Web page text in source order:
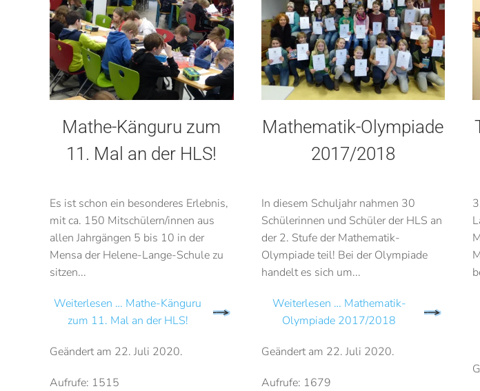
Mathe-Känguru zum
11. Mal an der HLS!
Es ist schon ein besonderes Erlebnis,
mit ca. 150 Mitschülern/innen aus
allen Jahrgängen 5 bis 10 in der
Mensa der Helene-Lange-Schule zu
sitzen...
Weiterlesen … Mathe-Känguru
zum 11. Mal an der HLS!
Geändert am 22. Juli 2020.
Aufrufe: 1515
Mathematik-Olympiade
2017/2018
In diesem Schuljahr nahmen 30
Schülerinnen und Schüler der HLS an
der 2. Stufe der Mathematik-
Olympiade teil! Bei der Olympiade
handelt es sich um...
Weiterlesen … Mathematik-
Olympiade 2017/2018
Geändert am 22. Juli 2020.
Aufrufe: 1679